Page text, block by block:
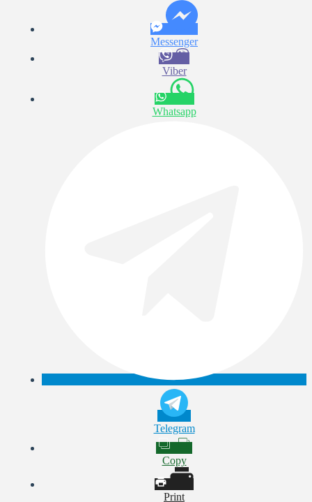
Messenger
Viber
Whatsapp
Telegram
Copy
Print